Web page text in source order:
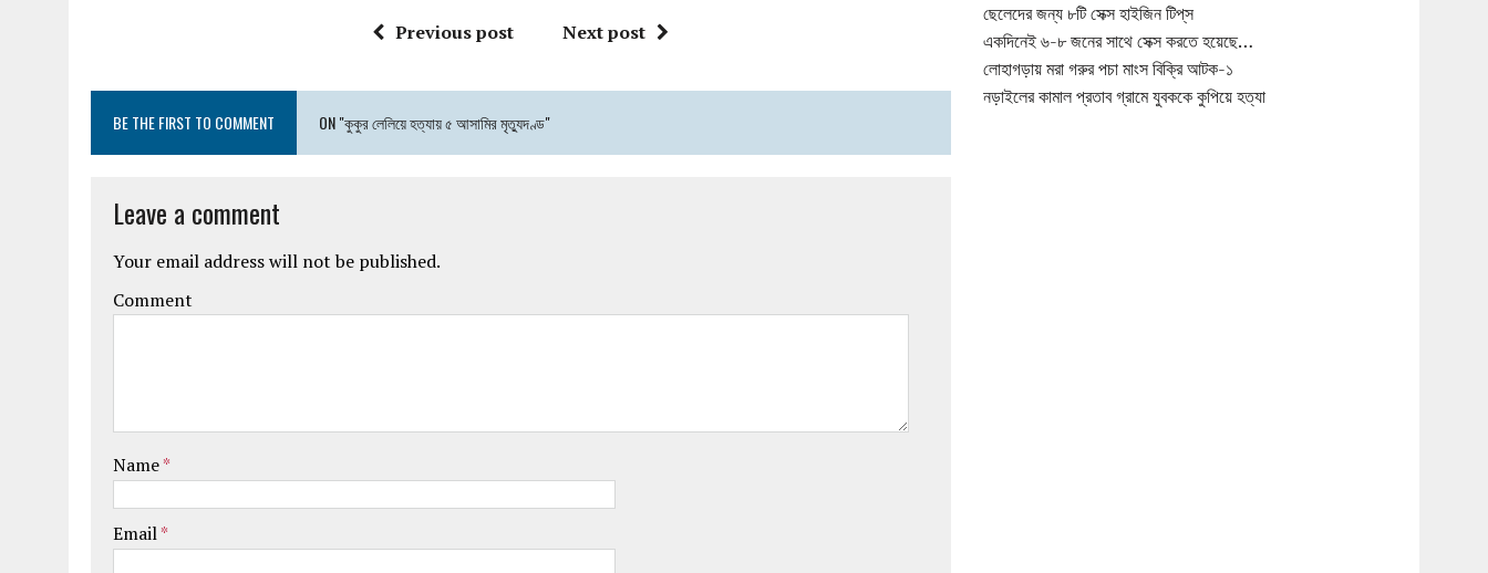
Previous post Next post
BE THE FIRST TO COMMENT ON "কুকুর লেলিয়ে হত্যায় ৫ আসামির মৃত্যুদণ্ড"
Leave a comment
Your email address will not be published.
Comment
Name*
Email*
ছেলেদের জন্য ৮টি সেক্স হাইজিন টিপ্‌স
একদিনেই ৬-৮ জনের সাথে সেক্স করতে হয়েছে…
লোহাগড়ায় মরা গরুর পচা মাংস বিক্রি আটক-১
নড়াইলের কামাল প্রতাব গ্রামে যুবককে কুপিয়ে হত্যা